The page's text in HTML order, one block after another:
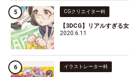
CGクリエイター科
【3DCG】リアルすぎる
2020.6.11
イラストレーター科